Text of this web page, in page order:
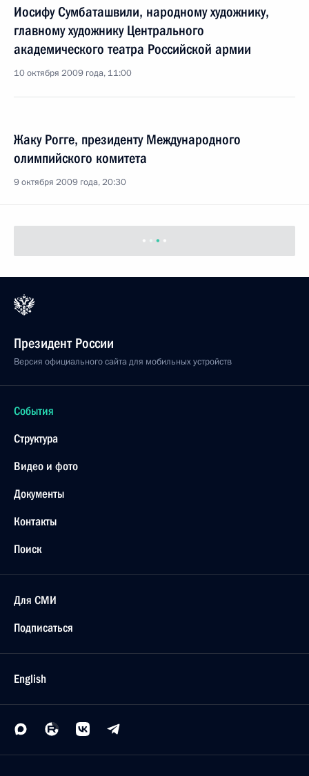
Иосифу Сумбаташвили, народному художнику,
главному художнику Центрального
академического театра Российской армии
10 октября 2009 года, 11:00
олимпийского комитета
9 октября 2009 года, 20:30
9 октября 2009 года, 12:00
и перерабатывающей промышленности
8 октября 2009 года, 20:00
Коллективу Государственного музея политической
истории России
Новелле Матвеевой, поэту, барду, лауреату
Пушкинской премии в области поэзии
7 октября 2009 года, 13:50
Поздравление коллективу Института Африки
Российской академии наук с 50-летним юбилеем